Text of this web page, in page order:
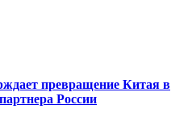
превращение Китая в
России